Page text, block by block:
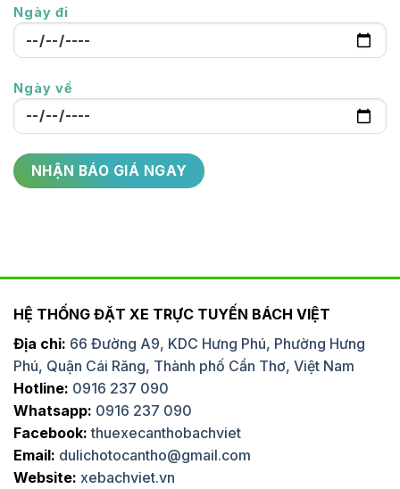
Ngày đi
Ngày về
HỆ THỐNG ĐẶT XE TRỰC TUYẾN BÁCH VIỆT
Địa chỉ: 66 Đường A9, KDC Hưng Phú, Phường Hưng
Phú, Quận Cái Răng, Thành phố Cần Thơ, Việt Nam
Hotline: 0916 237 090
Whatsapp: 0916 237 090
Facebook: thuexecanthobachviet
Email: dulichotocantho@gmail.com
Website: xebachviet.vn